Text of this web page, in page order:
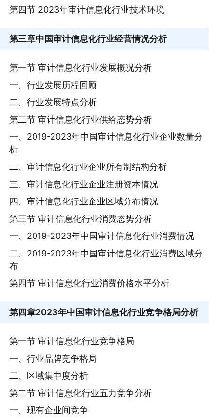
第四节 2023年审计信息化行业技术环境
第三章中国审计信息化行业经营情况分析
第一节 审计信息化行业发展概况分析
一、行业发展历程回顾
二、行业发展特点分析
第二节 审计信息化行业供给态势分析
一、2019-2023年中国审计信息化行业企业数量分
析
二、审计信息化行业企业所有制结构分析
三、审计信息化行业企业注册资本情况
四、审计信息化行业企业区域分布情况
第三节 审计信息化行业消费态势分析
一、2019-2023年中国审计信息化行业消费情况
二、2019-2023年中国审计信息化行业消费区域分
布
第四节 审计信息化行业消费价格水平分析
第四章2023年中国审计信息化行业竞争格局分析
第一节 审计信息化行业竞争格局
一、行业品牌竞争格局
二、区域集中度分析
第二节 审计信息化行业五力竞争分析
一、现有企业间竞争